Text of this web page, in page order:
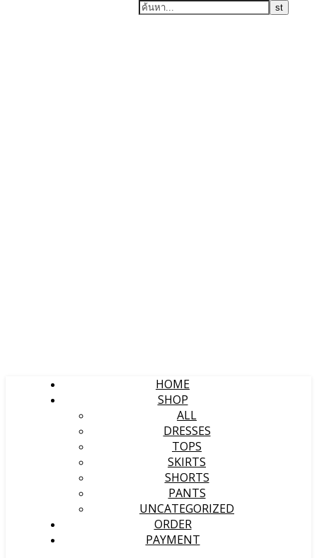
HOME
SHOP
ALL
DRESSES
TOPS
SKIRTS
SHORTS
PANTS
UNCATEGORIZED
ORDER
PAYMENT